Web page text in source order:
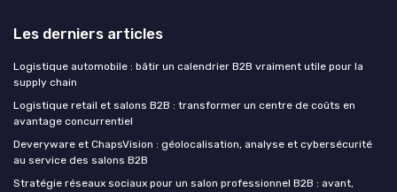
Les derniers articles
Logistique automobile : bâtir un calendrier B2B vraiment utile pour la
supply chain
Logistique retail et salons B2B : transformer un centre de coûts en
avantage concurrentiel
Deveryware et ChapsVision : géolocalisation, analyse et cybersécurité
au service des salons B2B
Stratégie réseaux sociaux pour un salon professionnel B2B : avant,